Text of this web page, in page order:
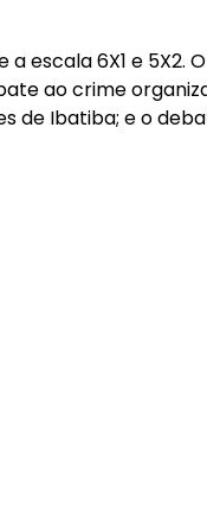
escala 6X1 e 5X2.
ao crime
de Ibatiba; e o